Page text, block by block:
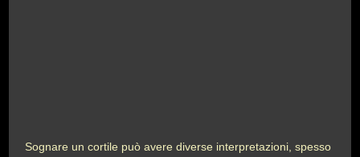
Sognare un cortile può avere diverse interpretazioni, spesso